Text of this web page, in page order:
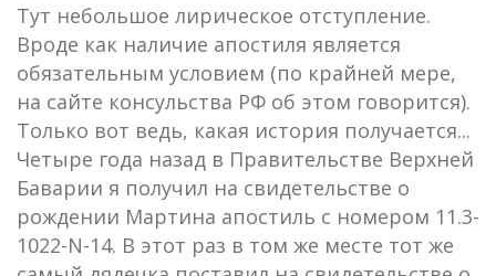
Тут небольшое лирическое отступление.
Вроде как наличие апостиля является
обязательным условием (по крайней мере,
на сайте консульства РФ об этом говорится).
Только вот ведь, какая история получается...
Четыре года назад в Правительстве Верхней
Баварии я получил на свидетельстве о
рождении Мартина апостиль с номером 11.3-
1022-N-14. В этот раз в том же месте тот же